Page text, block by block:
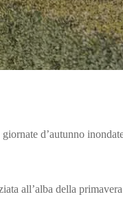
d’autunno
all’alba della